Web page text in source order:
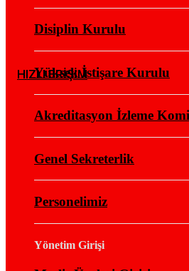
HIZLI ERİŞİM
Disiplin Kurulu
Yüksek İstişare Kurulu
Akreditasyon İzleme
Genel Sekreterlik
Personelimiz
Yönetim Girişi